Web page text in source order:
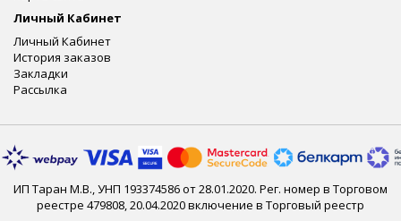
Личный Кабинет
Личный Кабинет
История заказов
Закладки
Рассылка
ИП Таран М.В., УНП 193374586 от 28.01.2020. Рег. номер в Торговом
реестре 479808, 20.04.2020 включение в Торговый реестр